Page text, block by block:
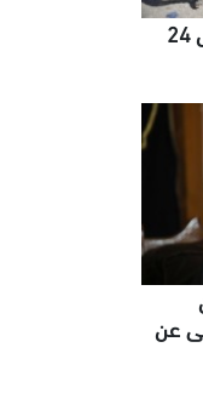
شهيدان و8 إصابات بغزة خلال 24
عن